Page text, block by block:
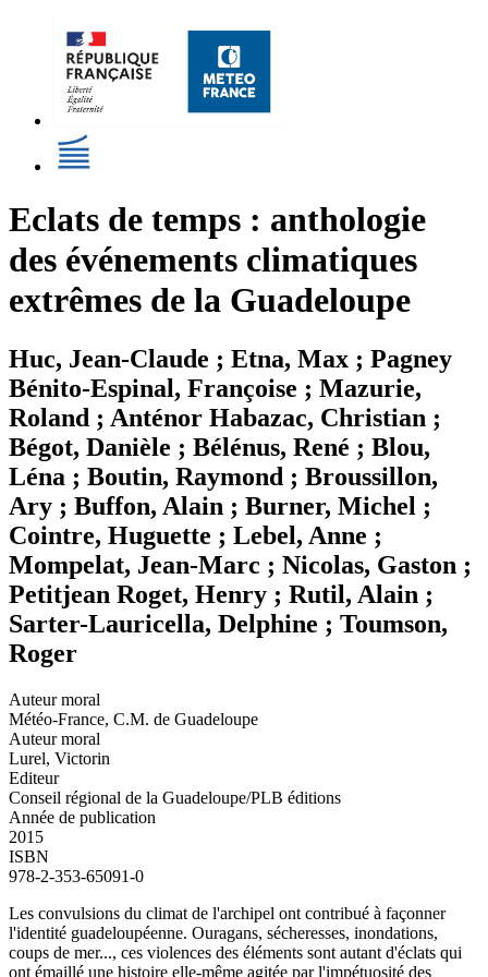
Eclats de temps : anthologie
des événements climatiques
extrêmes de la Guadeloupe
Huc, Jean-Claude ; Etna, Max ; Pagney
Bénito-Espinal, Françoise ; Mazurie,
Roland ; Anténor Habazac, Christian ;
Bégot, Danièle ; Bélénus, René ; Blou,
Léna ; Boutin, Raymond ; Broussillon,
Ary ; Buffon, Alain ; Burner, Michel ;
Cointre, Huguette ; Lebel, Anne ;
Mompelat, Jean-Marc ; Nicolas, Gaston ;
Petitjean Roget, Henry ; Rutil, Alain ;
Sarter-Lauricella, Delphine ; Toumson,
Roger
Auteur moral
Météo-France, C.M. de Guadeloupe
Auteur moral
Lurel, Victorin
Editeur
Conseil régional de la Guadeloupe/PLB éditions
Année de publication
2015
ISBN
978-2-353-65091-0
Les convulsions du climat de l'archipel ont contribué à façonner
l'identité guadeloupéenne. Ouragans, sécheresses, inondations,
coups de mer..., ces violences des éléments sont autant d'éclats qui
ont émaillé une histoire elle-même agitée par l'impétuosité des